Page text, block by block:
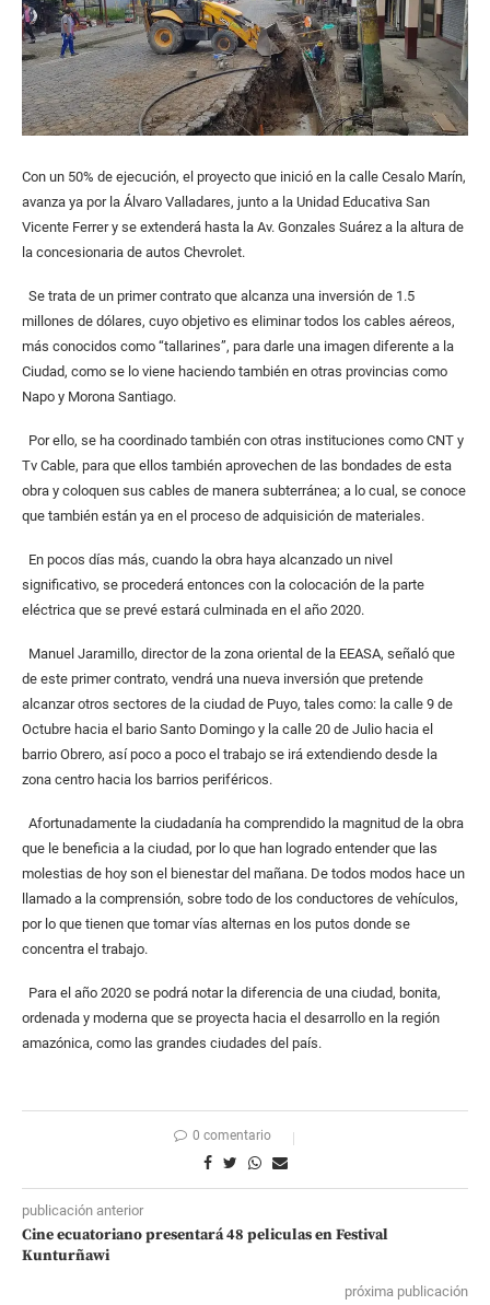
Con un 50% de ejecución, el proyecto que inició en la calle Cesalo Marín,
avanza ya por la Álvaro Valladares, junto a la Unidad Educativa San
Vicente Ferrer y se extenderá hasta la Av. Gonzales Suárez a la altura de
la concesionaria de autos Chevrolet.
Se trata de un primer contrato que alcanza una inversión de 1.5
millones de dólares, cuyo objetivo es eliminar todos los cables aéreos,
más conocidos como “tallarines”, para darle una imagen diferente a la
Ciudad, como se lo viene haciendo también en otras provincias como
Napo y Morona Santiago.
Por ello, se ha coordinado también con otras instituciones como CNT y
Tv Cable, para que ellos también aprovechen de las bondades de esta
obra y coloquen sus cables de manera subterránea; a lo cual, se conoce
que también están ya en el proceso de adquisición de materiales.
En pocos días más, cuando la obra haya alcanzado un nivel
significativo, se procederá entonces con la colocación de la parte
eléctrica que se prevé estará culminada en el año 2020.
Manuel Jaramillo, director de la zona oriental de la EEASA, señaló que
de este primer contrato, vendrá una nueva inversión que pretende
alcanzar otros sectores de la ciudad de Puyo, tales como: la calle 9 de
Octubre hacia el bario Santo Domingo y la calle 20 de Julio hacia el
barrio Obrero, así poco a poco el trabajo se irá extendiendo desde la
zona centro hacia los barrios periféricos.
Afortunadamente la ciudadanía ha comprendido la magnitud de la obra
que le beneficia a la ciudad, por lo que han logrado entender que las
molestias de hoy son el bienestar del mañana. De todos modos hace un
llamado a la comprensión, sobre todo de los conductores de vehículos,
por lo que tienen que tomar vías alternas en los putos donde se
concentra el trabajo.
Para el año 2020 se podrá notar la diferencia de una ciudad, bonita,
ordenada y moderna que se proyecta hacia el desarrollo en la región
amazónica, como las grandes ciudades del país.
0 comentario
publicación anterior
Cine ecuatoriano presentará 48 peliculas en Festival
Kunturñawi
próxima publicación